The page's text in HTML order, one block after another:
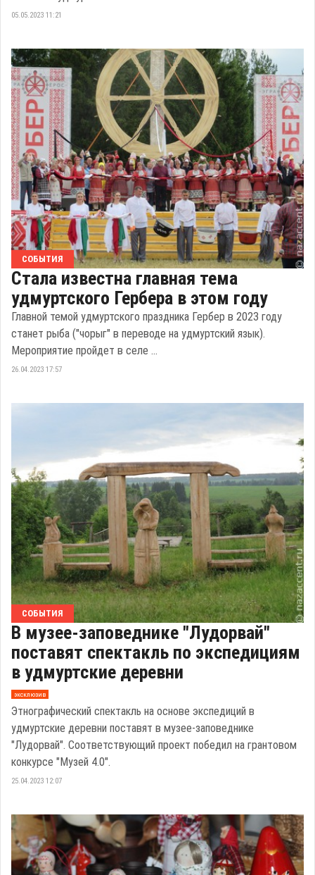
05.05.2023 11:21
СОБЫТИЯ
Стала известна главная тема
удмуртского Гербера в этом году
Главной темой удмуртского праздника Гербер в 2023 году
станет рыба ("чорыг" в переводе на удмуртский язык).
Мероприятие пройдет в селе ...
26.04.2023 17:57
СОБЫТИЯ
В музее-заповеднике "Лудорвай"
поставят спектакль по экспедициям
в удмуртские деревни
эксклюзив
Этнографический спектакль на основе экспедиций в
удмуртские деревни поставят в музее-заповеднике
"Лудорвай". Соответствующий проект победил на грантовом
конкурсе "Музей 4.0".
25.04.2023 12:07